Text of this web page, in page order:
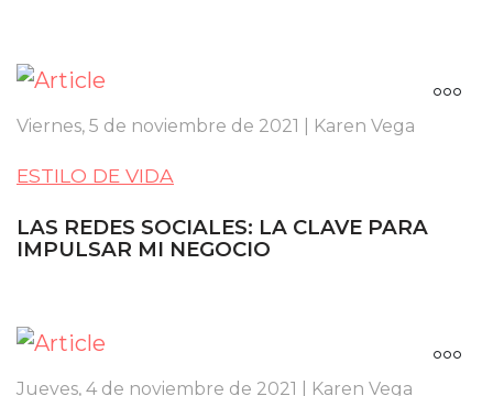
Viernes, 5 de noviembre de 2021 | Karen Vega
ESTILO DE VIDA
LAS REDES SOCIALES: LA CLAVE PARA
IMPULSAR MI NEGOCIO
Jueves, 4 de noviembre de 2021 | Karen Vega